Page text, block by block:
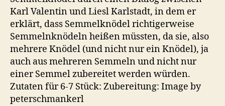
Beilage
aus
altbackenen
Semmeln
Karl Valentin und Liesl Karlstadt, in dem er
erklärt, dass Semmelknödel richtigerweise
Semmelnknödeln heißen müssten, da sie, also
mehrere Knödel (und nicht nur ein Knödel), ja
auch aus mehreren Semmeln und nicht nur
einer Semmel zubereitet werden würden.
Zutaten für 6-7 Stück: Zubereitung: Image by
peterschmankerl